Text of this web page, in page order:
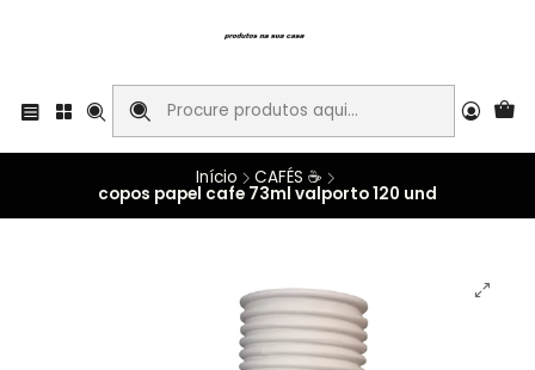
Início CAFÉS ☕
copos papel cafe 73ml valporto 120 und